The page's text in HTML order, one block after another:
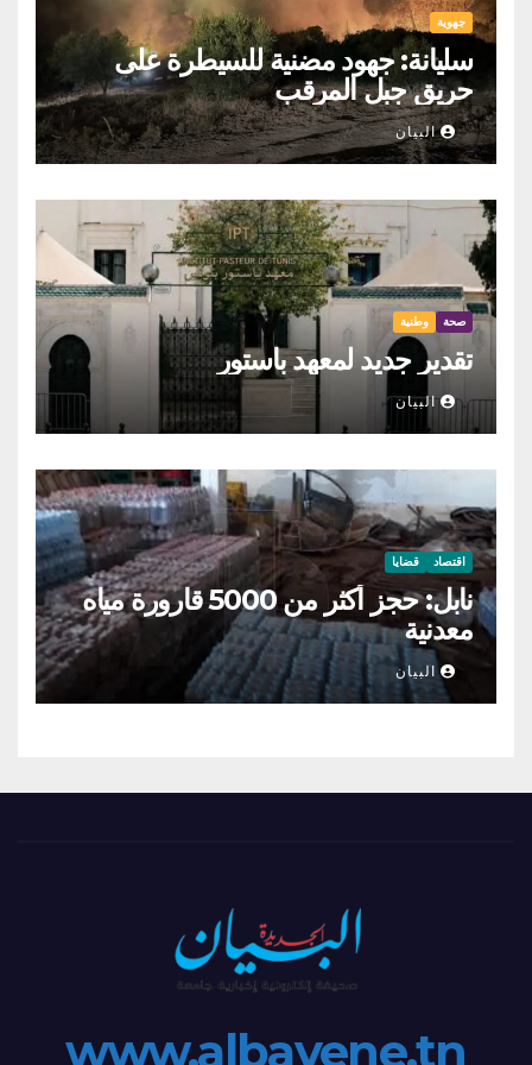
جهوية
سليانة: جهود مضنية للسيطرة على
حريق جبل المرقب
البيان
صحة وطنية
تقدير جديد لمعهد باستور
البيان
اقتصاد قضايا
نابل: حجز أكثر من 5000 قارورة مياه
معدنية
البيان
www.albayene.tn